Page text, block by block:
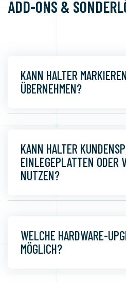
ADD-ONS &
KANN HALTER
ÜBERNEHMEN?
KANN HALTER
EINLEGEPLATTEN ODER
NUTZEN?
WELCHE HARDWARE-
MÖGLICH?